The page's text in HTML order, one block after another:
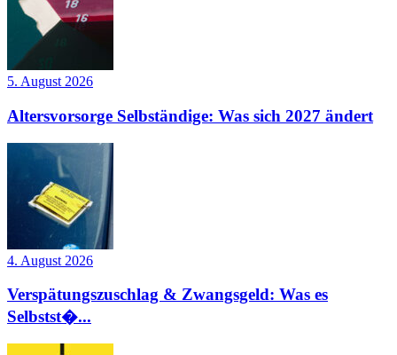
5. August 2026
Altersvorsorge Selbständige: Was sich 2027 ändert
4. August 2026
Verspätungszuschlag & Zwangsgeld: Was es
Selbstst�...